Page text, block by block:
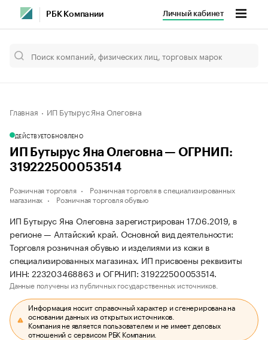
РБК Компании Личный кабинет
Главная ИП Бутырус Яна Олеговна
ДЕЙСТВУЕТОБНОВЛЕНО
ИП Бутырус Яна Олеговна — ОГРНИП:
319222500053514
Розничная торговля
Розничная торговля в специализированных
магазинах
Розничная торговля обувью
ИП Бутырус Яна Олеговна зарегистрирован 17.06.2019, в
регионе — Алтайский край. Основной вид деятельности:
Торговля розничная обувью и изделиями из кожи в
специализированных магазинах. ИП присвоены реквизиты
ИНН: 223203468863 и ОГРНИП: 319222500053514.
Данные получены из публичных государственных источников.
Информация носит справочный характер и сгенерирована на
основании данных из открытых источников.
Компания не является пользователем и не имеет деловых
отношений с сервисом РБК Компании.